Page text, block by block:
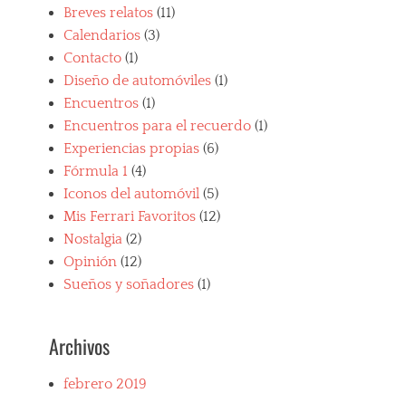
r
a
,
F
e
a
r
0
8
c
,
Breves relatos (11)
Calendarios (3)
Contacto (1)
Diseño de automóviles (1)
Encuentros (1)
Encuentros para el recuerdo (1)
Experiencias propias (6)
Fórmula 1 (4)
Iconos del automóvil (5)
Mis Ferrari Favoritos (12)
Nostalgia (2)
Opinión (12)
Sueños y soñadores (1)
Archivos
febrero 2019